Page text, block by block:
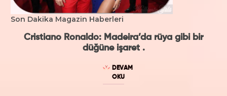
Son Dakika Magazin Haberleri
Cristiano Ronaldo: Madeira’da rüya gibi bir
düğüne işaret .
DEVAM
OKU